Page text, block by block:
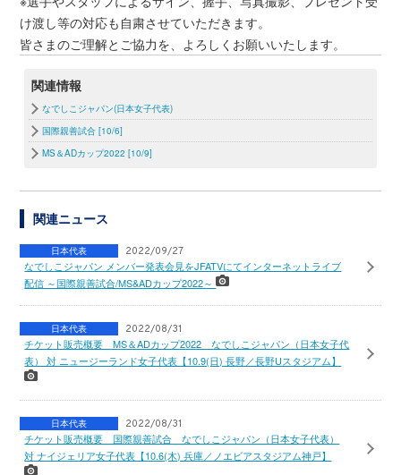
け渡し等の対応も自粛させていただきます。
皆さまのご理解とご協力を、よろしくお願いいたします。
関連情報
なでしこジャパン(日本女子代表)
国際親善試合 [10/6]
MS＆ADカップ2022 [10/9]
関連ニュース
日本代表 2022/09/27
なでしこジャパン メンバー発表会見をJFATVにてインターネットライブ
配信 ～国際親善試合/MS&ADカップ2022～
日本代表 2022/08/31
チケット販売概要 MS＆ADカップ2022 なでしこジャパン（日本女子代
表） 対 ニュージーランド女子代表【10.9(日) 長野／長野Uスタジアム】
日本代表 2022/08/31
チケット販売概要 国際親善試合 なでしこジャパン（日本女子代表）
対 ナイジェリア女子代表【10.6(木) 兵庫／ノエビアスタジアム神戸】